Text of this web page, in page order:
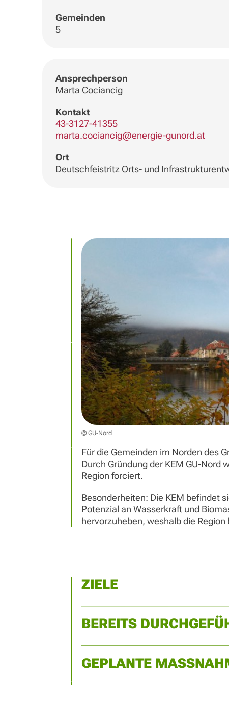
Gemeinden
5
Ansprechperson
Marta Cociancig
Kontakt
43-3127-41355
marta.cociancig@energie-gunord.at
Ort
Deutschfeistritz Orts- und
Für die Gemeinden im Norden des
Durch Gründung der KEM GU-
Region forciert.
Besonderheiten: Die KEM befindet
Potenzial an Wasserkraft und
hervorzuheben, weshalb die
© GU-Nord
ZIELE
BEREITS
GEPLANTE